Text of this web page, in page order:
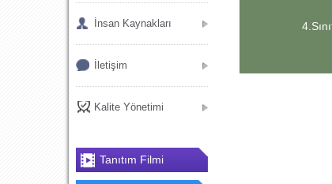
İnsan Kaynakları
İletişim
Kalite Yönetimi
Tanıtım Filmi